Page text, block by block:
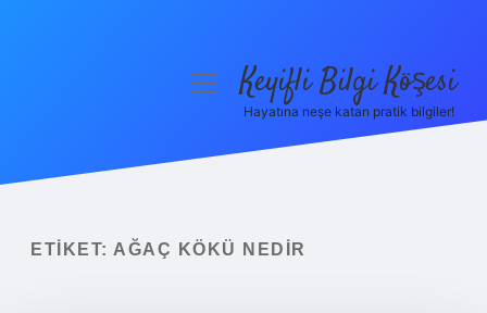
Yasal Uyarı
menüyüKeyifli Bilgi Köşesi
Hayatına neşe katan pratik bilgiler!
ETIKET: AĞAÇ KÖKÜ NEDIR